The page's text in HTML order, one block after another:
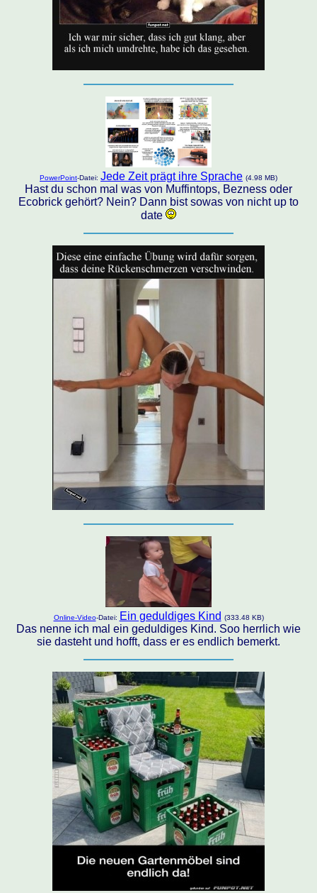
PowerPoint-Datei: Jede Zeit prägt ihre Sprache (4.98 MB)
Hast du schon mal was von Muffintops, Bezness oder
Ecobrick gehört? Nein? Dann bist sowas von nicht up to
date
Online-Video-Datei: Ein geduldiges Kind (333.48 KB)
Das nenne ich mal ein geduldiges Kind. Soo herrlich wie
sie dasteht und hofft, dass er es endlich bemerkt.